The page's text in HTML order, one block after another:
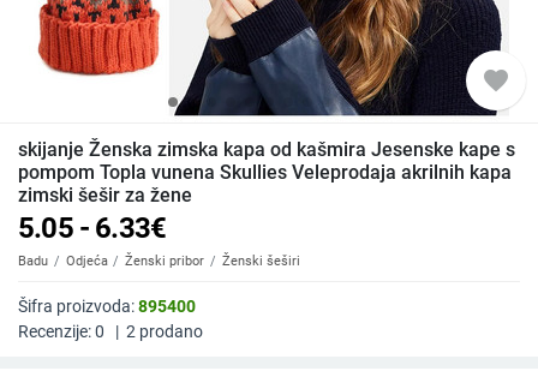
favorite
skijanje Ženska zimska kapa od kašmira Jesenske kape s
pompom Topla vunena Skullies Veleprodaja akrilnih kapa
zimski šešir za žene
5.05 - 6.33€
Badu Odjeća Ženski pribor Ženski šeširi
Šifra proizvoda:895400
Recenzije:0 | 2 prodano